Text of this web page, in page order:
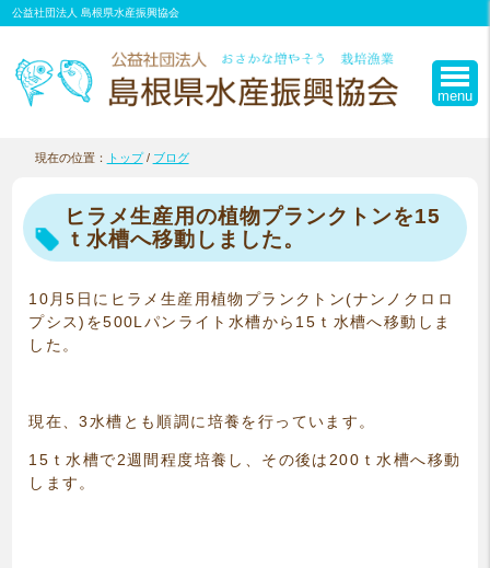
このページの本文へ
公益社団法人 島根県水産振興協会
menu
現在の位置： トップ/ ブログ
ヒラメ生産用の植物プランクトンを15
ｔ水槽へ移動しました。
10月5日にヒラメ生産用植物プランクトン(ナンノクロロ
プシス)を500Lパンライト水槽から15ｔ水槽へ移動しま
した。
現在、3水槽とも順調に培養を行っています。
15ｔ水槽で2週間程度培養し、その後は200ｔ水槽へ移動
します。